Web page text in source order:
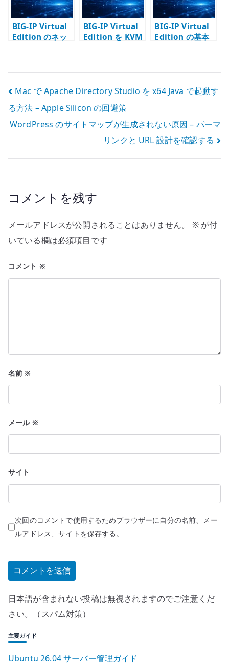
BIG-IP Virtual
Edition のネッ
BIG-IP Virtual
Edition を KVM
BIG-IP Virtual
Edition の基本
投
稿
ナ
ビ
ー
シ
ョ
ン
Mac で Apache Directory Studio を x64 Java で起動す
る方法 – Apple Silicon の回避策
WordPress のサイトマップが生成されない原因 – パーマ
リンクと URL 設計を確認する
コメントを残す
メールアドレスが公開されることはありません。 ※が付
いている欄は必須項目です
コメント ※
名前※
メール ※
サイト
次回のコメントで使用するためブラウザーに自分の名前、メー
ルアドレス、サイトを保存する。
日本語が含まれない投稿は無視されますのでご注意くだ
さい。（スパム対策）
主要ガイド
Ubuntu 26.04 サーバー管理ガイド